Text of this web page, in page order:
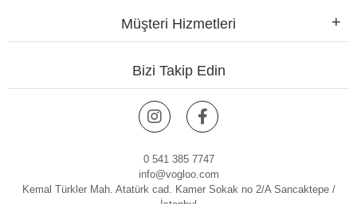
Müşteri Hizmetleri
Bizi Takip Edin
0 541 385 7747
info@vogloo.com
Kemal Türkler Mah. Atatürk cad. Kamer Sokak no 2/A Sancaktepe /